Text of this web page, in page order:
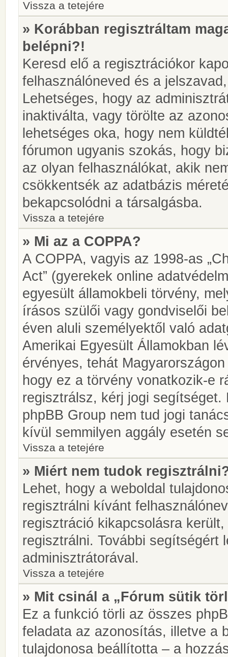
Vissza a tetejére
» Korábban regisztráltam
belépni?!
Keresd elő a regisztrációkor
felhasználóneved és a
Lehetséges, hogy az
inaktiválta, vagy törölte az
lehetséges oka, hogy nem
fórumon ugyanis szokás, hogy
az olyan felhasználókat, akik
csökkentsék az adatbázis
bekapcsolódni a társalgásba.
Vissza a tetejére
» Mi az a COPPA?
A COPPA, vagyis az 1998-as
Act” (gyerekek online
egyesült államokbeli törvény,
írásos szülői vagy gondviselői
éven aluli személyektől való
Amerikai Egyesült Államokban
érvényes, tehát
hogy ez a törvény vonatkozik-e
regisztrálsz, kérj jogi
phpBB Group nem tud jogi
kívül semmilyen aggály esetén
Vissza a tetejére
» Miért nem tudok
Lehet, hogy a weboldal
regisztrálni kívánt
regisztráció kikapcsolásra
regisztrálni. További segítségért
adminisztrátorával.
Vissza a tetejére
» Mit csinál a „Fórum sütik
Ez a funkció törli az összes
feladata az azonosítás, illetve a
tulajdonosa beállította – a